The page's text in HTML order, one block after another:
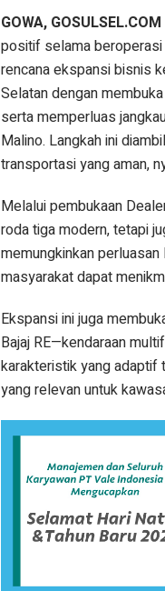
GOWA, GOSULSEL.COM
positif selama beroperasi
rencana ekspansi bisnis
Selatan dengan
serta memperluas
Malino. Langkah ini
transportasi yang aman,
Melalui pembukaan
roda tiga modern, tetapi
memungkinkan
masyarakat dapat
Ekspansi ini juga
Bajaj RE—kendaraan
karakteristik yang adaptif
yang relevan untuk